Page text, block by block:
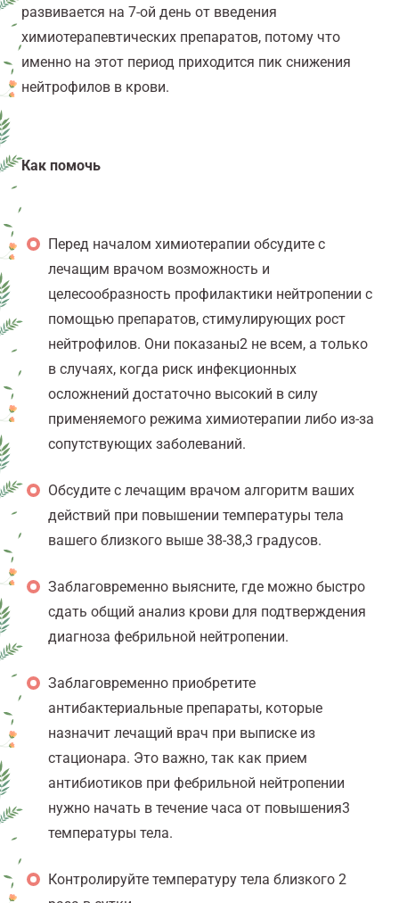
развивается на 7-ой день от введения
химиотерапевтических препаратов, потому что
именно на этот период приходится пик снижения
нейтрофилов в крови.
Как помочь
Перед началом химиотерапии обсудите с
лечащим врачом возможность и
целесообразность профилактики нейтропении с
помощью препаратов, стимулирующих рост
нейтрофилов. Они показаны2 не всем, а только
в случаях, когда риск инфекционных
осложнений достаточно высокий в силу
применяемого режима химиотерапии либо из-за
сопутствующих заболеваний.
Обсудите с лечащим врачом алгоритм ваших
действий при повышении температуры тела
вашего близкого выше 38-38,3 градусов.
Заблаговременно выясните, где можно быстро
сдать общий анализ крови для подтверждения
диагноза фебрильной нейтропении.
Заблаговременно приобретите
антибактериальные препараты, которые
назначит лечащий врач при выписке из
стационара. Это важно, так как прием
антибиотиков при фебрильной нейтропении
нужно начать в течение часа от повышения3
температуры тела.
Контролируйте температуру тела близкого 2